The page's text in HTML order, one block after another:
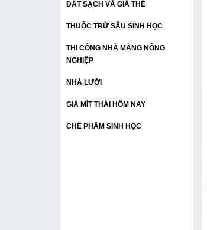
ĐẤT SẠCH VÀ GIÁ THỂ
THUỐC TRỪ SÂU SINH HỌC
THI CÔNG NHÀ MÀNG NÔNG
NGHIỆP
NHÀ LƯỚI
GIÁ MÍT THÁI HÔM NAY
CHẾ PHẨM SINH HỌC